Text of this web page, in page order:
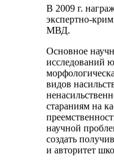
В 2009 г.
экспертно-
МВД.
Основное
исследований
видов
стараниям на
научной
создать
и авторитет